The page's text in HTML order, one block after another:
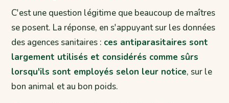
C'est une question légitime que beaucoup de maîtres
se posent. La réponse, en s'appuyant sur les données
des agences sanitaires : ces antiparasitaires sont
largement utilisés et considérés comme sûrs
lorsqu'ils sont employés selon leur notice, sur le
bon animal et au bon poids.